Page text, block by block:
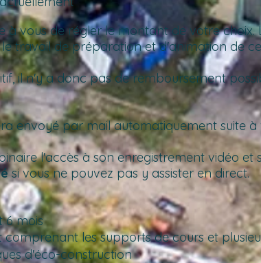
à vous de régler le montant de votre choix.
travail de préparation et d'animation de
il n'y a donc pas de remboursement
envoyé par mail automatiquement suite à
l'accès à son enregistrement vidéo et
si vous ne pouvez pas y assister en direct.
6 mois
les supports de cours et
d'éco-construction